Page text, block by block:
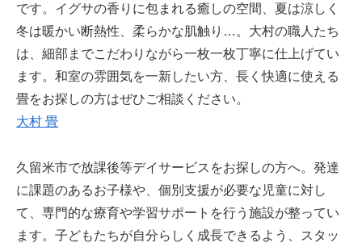
です。イグサの香りに包まれる癒しの空間、夏は涼しく
冬は暖かい断熱性、柔らかな肌触り…。大村の職人たち
は、細部までこだわりながら一枚一枚丁寧に仕上げてい
ます。和室の雰囲気を一新したい方、長く快適に使える
畳をお探しの方はぜひご相談ください。
大村 畳
久留米市で放課後等デイサービスをお探しの方へ。発達
に課題のあるお子様や、個別支援が必要な児童に対し
て、専門的な療育や学習サポートを行う施設が整ってい
ます。子どもたちが自分らしく成長できるよう、スタッ